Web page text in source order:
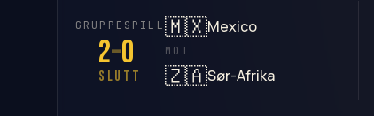
GRUPPESPILL
2–0
SLUTT
🇲🇽Mexico
MOT
🇿🇦Sør-Afrika